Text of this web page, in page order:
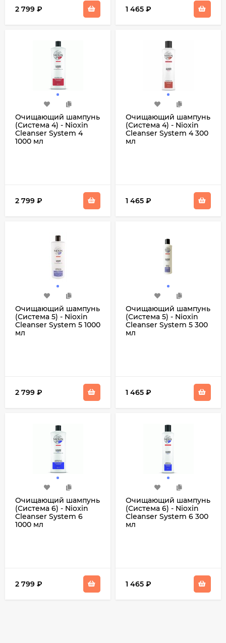
2 799 ₽ 1 465 ₽
Очищающий шампунь
(Система 4) - Nioxin
Cleanser System 4
1000 мл
2 799 ₽
Очищающий шампунь
(Система 4) - Nioxin
Cleanser System 4 300
мл
1 465 ₽
Очищающий шампунь
(Система 5) - Nioxin
Cleanser System 5 1000
мл
2 799 ₽
Очищающий шампунь
(Система 5) - Nioxin
Cleanser System 5 300
мл
1 465 ₽
Очищающий шампунь
(Система 6) - Nioxin
Cleanser System 6
1000 мл
2 799 ₽
Очищающий шампунь
(Система 6) - Nioxin
Cleanser System 6 300
мл
1 465 ₽